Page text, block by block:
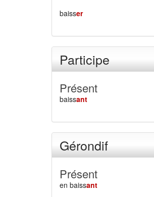
baisser
Participe
Présent
baissant
Gérondif
Présent
en baissant